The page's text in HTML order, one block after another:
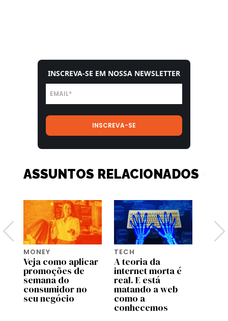
INSCREVA-SE EM NOSSA NEWSLETTER
ASSUNTOS RELACIONADOS
MONEY
Veja como aplicar
promoções de
semana do
consumidor no
seu negócio
TECH
A teoria da
internet morta é
real. E está
matando a web
como a
conhecemos